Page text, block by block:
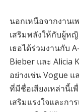
นอกเหนือจากงาน
เสริมพลังให้กับผู้ห
เธอได้ร่วมงานกับ
Bieber และ Alicia
อย่างเช่น Vogue แ
ที่มีชื่อเสียงเหล่านี้เ
เสริมแรงใจและกา